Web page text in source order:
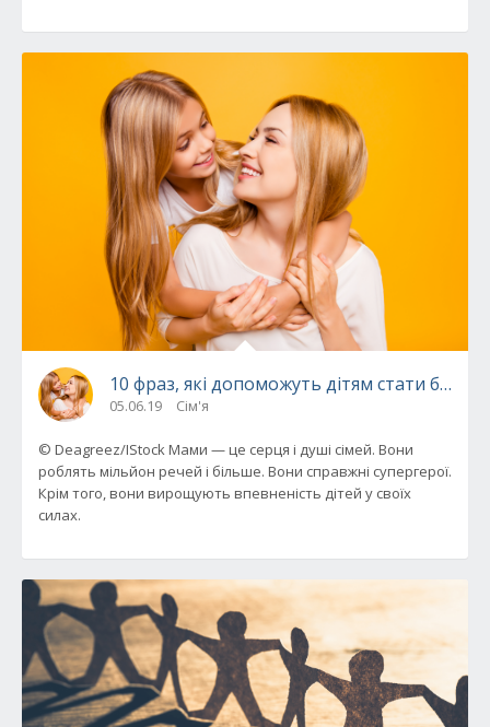
10 фраз, які допоможуть дітям стати
05.06.19 Сім'я
© Deagreez/IStock Мами — це серця і душі сімей. Вони
роблять мільйон речей і більше. Вони справжні супергерої.
Крім того, вони вирощують впевненість дітей у своїх
силах.